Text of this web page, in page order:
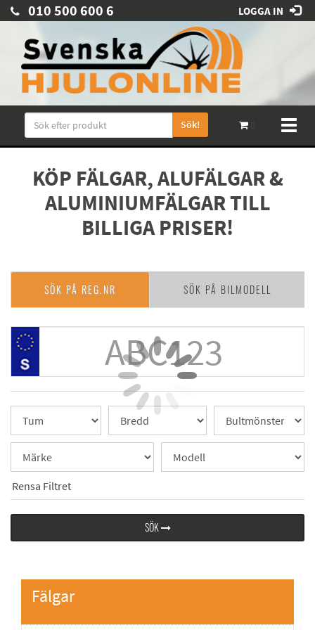
010 500 600 6 LOGGA IN
Sök!
KÖP FÄLGAR, ALUFÄLGAR &
ALUMINIUMFÄLGAR TILL
BILLIGA PRISER!
SÖK PÅ REG.NR SÖK PÅ BILMODELL
Rensa Filtret
SÖK
Fälgar